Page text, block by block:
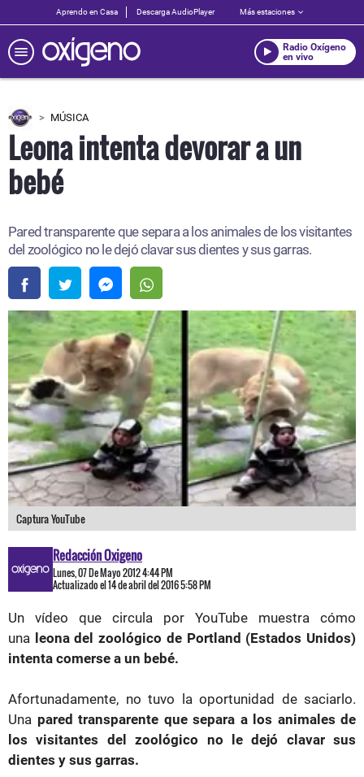
Aprendo en Casa Descarga AudioPlayer Más estaciones
Radio Oxígeno
en vivo
MÚSICA
Leona intenta devorar a un
bebé
Pared transparente que separa a los animales de los visitantes
del zoológico no le dejó clavar sus dientes y sus garras.
Captura YouTube
Redacción Oxigeno
Lunes, 07 De Mayo 2012 4:44 PM
Actualizado el 14 de abril del 2016 5:58 PM
Un vídeo que circula por YouTube muestra cómo
una leona del zoológico de Portland (Estados Unidos)
intenta comerse a un bebé.
Afortunadamente, no tuvo la oportunidad de saciarlo.
Una pared transparente que separa a los animales de
los visitantes del zoológico no le dejó clavar sus
dientes y sus garras.